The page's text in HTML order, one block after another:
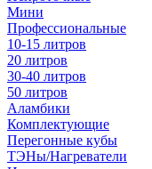
Мини
Профессиональные
10-15 литров
20 литров
30-40 литров
50 литров
Аламбики
Комплектующие
Перегонные кубы
ТЭНы/Нагреватели